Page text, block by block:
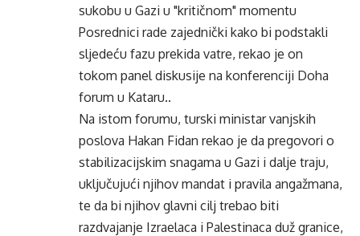
sukobu u Gazi u "kritičnom" momentu
Posrednici rade zajednički kako bi podstakli
sljedeću fazu prekida vatre, rekao je on
tokom panel diskusije na konferenciji Doha
forum u Kataru..
Na istom forumu, turski ministar vanjskih
poslova Hakan Fidan rekao je da pregovori o
stabilizacijskim snagama u Gazi i dalje traju,
uključujući njihov mandat i pravila angažmana,
te da bi njihov glavni cilj trebao biti
razdvajanje Izraelaca i Palestinaca duž granice,